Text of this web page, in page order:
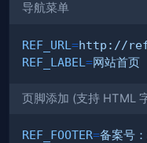
导航菜单
REF_URL =http://
REF_LABEL =网站首页
页脚添加 (支持 HTML
REF_FOOTER=备案号